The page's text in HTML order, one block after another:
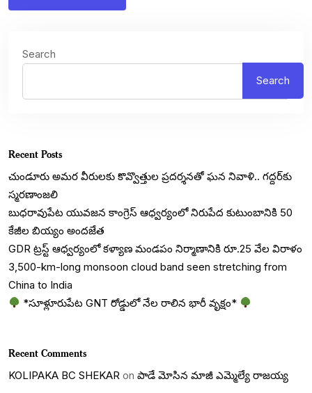
Search
Search
Recent Posts
చుండూరు అమర వీరులకు కొవ్వొత్తుల ప్రదర్శనతో ఘన నివాళి.. గద్దర్‌కు
స్మరణాంజలి
బుధరావుపేట యువజన కాంగ్రెస్ ఆధ్వర్యంలో నిరుపేద కుటుంబానికి 50
కేజీల బియ్యం అందజేత
GDR ట్రస్ట్ ఆధ్వర్యంలో కళ్యాణ మండపం నిర్మాణానికి రూ.25 వేల విరాళం
3,500-km-long monsoon cloud band seen stretching from
China to India
*సూళ్లూరుపేట GNT రోడ్డులో నేల రాలిన భారీ వృక్షం*
Recent Comments
KOLIPAKA BC SHEKAR on పాడే మోసిన మాజీ ఎమ్మెల్యే రాజయ్య